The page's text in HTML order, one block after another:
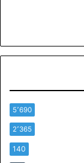
5٬690
2٬365
140